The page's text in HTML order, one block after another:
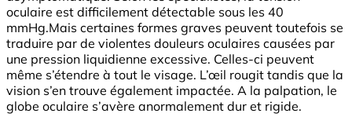
oculaire est difficilement détectable sous les 40
mmHg.Mais certaines formes graves peuvent toutefois se
traduire par de violentes douleurs oculaires causées par
une pression liquidienne excessive. Celles-ci peuvent
même s’étendre à tout le visage. L’œil rougit tandis que la
vision s’en trouve également impactée. A la palpation, le
globe oculaire s’avère anormalement dur et rigide.